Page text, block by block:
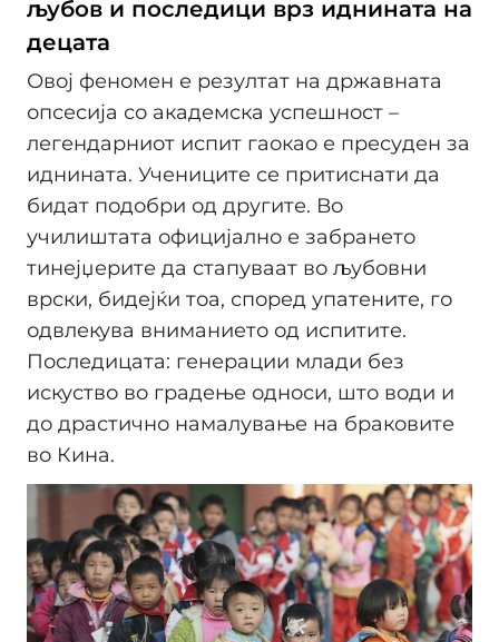
љубов и последици врз иднината на
децата
Овој феномен е резултат на државната
опсесија со академска успешност –
легендарниот испит гаокао е пресуден за
иднината. Учениците се притиснати да
бидат подобри од другите. Во
училиштата официјално е забрането
тинејџерите да стапуваат во љубовни
врски, бидејќи тоа, според упатените, го
одвлекува вниманието од испитите.
Последицата: генерации млади без
искуство во градење односи, што води и
до драстично намалување на браковите
во Кина.